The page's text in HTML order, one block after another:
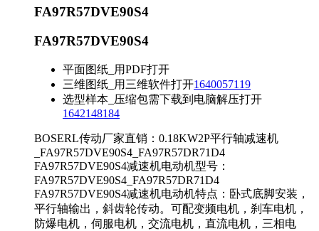
FA97R57DVE90S4
FA97R57DVE90S4
平面图纸_用PDF打开
三维图纸_用三维软件打开1640057119
选型样本_压缩包需下载到电脑解压打开
1642148184
BOSERL传动厂家直销：0.18KW2P平行轴减速机
_FA97R57DVE90S4_FA97R57DR71D4
FA97R57DVE90S4减速机电动机型号：
FA97R57DVE90S4_FA97R57DR71D4
FA97R57DVE90S4减速机电动机特点：卧式底脚安装，
平行轴输出，斜齿轮传动。可配变频电机，刹车电机，
防爆电机，伺服电机，交流电机，直流电机，三相电